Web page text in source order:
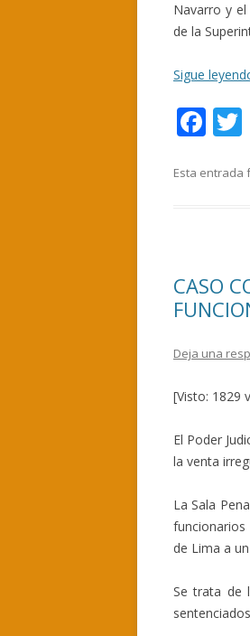
Navarro y
de la
Sigue
F
e
k
Esta entrada
CASO
Deja una
[Visto: 1829
El Poder
la venta
La Sala
de Lima a
Se trata de